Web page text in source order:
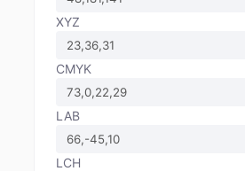
XYZ
CMYK
LAB
LCH